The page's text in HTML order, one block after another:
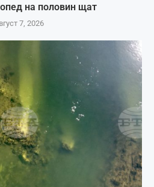
на половин щат
7, 2026